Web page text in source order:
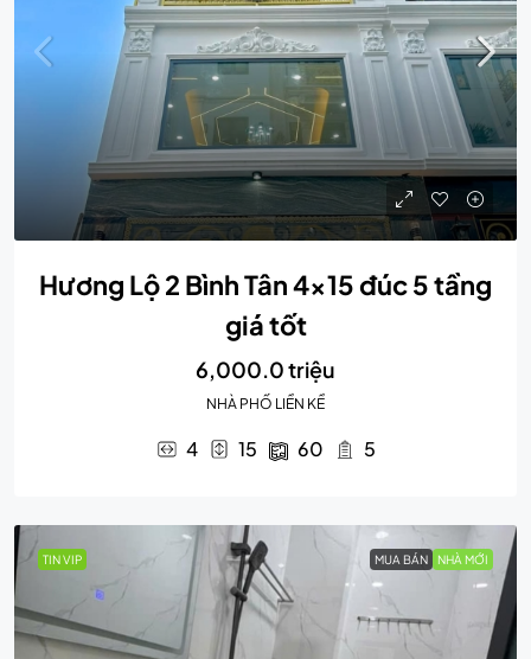
Hương Lộ 2 Bình Tân 4×15 đúc 5 tầng
giá tốt
6,000.0 triệu
NHÀ PHỐ LIỀN KỀ
4 15 60 5
TIN VIP MUA BÁN NHÀ MỚI